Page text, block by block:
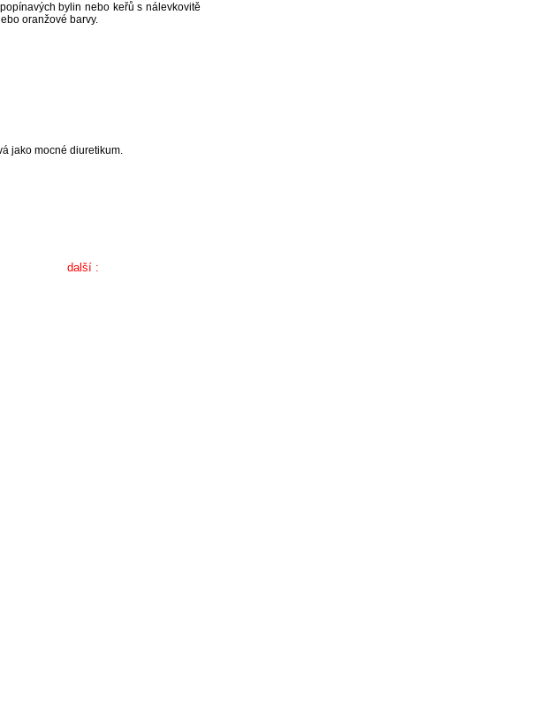
bylin nebo keřů s nálevkovitě
oranžové barvy.
jako mocné diuretikum.
další :